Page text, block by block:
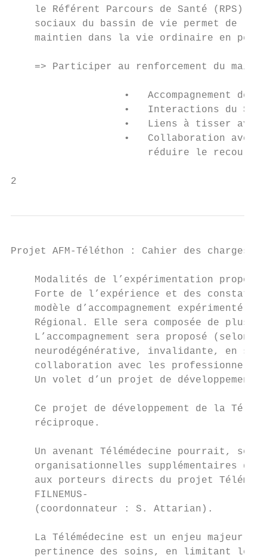
le Référent Parcours de Santé (RPS)
sociaux du bassin de vie permet de
maintien dans la vie ordinaire en
=> Participer au renforcement du
•   Accompagnement des
•   Interactions du
•   Liens à tisser
•   Collaboration avec
réduire le recours
2
Projet AFM-Téléthon : Cahier des charges -
Modalités de l’expérimentation
Forte de l’expérience et des constats
modèle d’accompagnement expérimenté
Régional. Elle sera composée de
L’accompagnement sera proposé (selon
neurodégénérative, invalidante, en
collaboration avec les professionnels
Un volet d’un projet de développement
Ce projet de développement de la
    réciproque.
Un avenant Télémédecine pourrait,
organisationnelles supplémentaires de
aux porteurs directs du projet
    FILNEMUS-
    (coordonnateur : S. Attarian).
La Télémédecine est un enjeu majeur
pertinence des soins, en limitant les